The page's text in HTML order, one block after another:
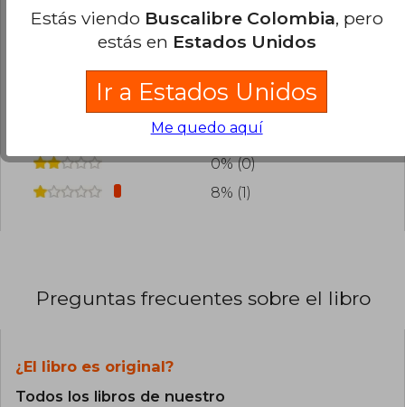
¿Leíste este libro? Inicia sesiónpara poder
agregar tu propia evaluación.
0% (0)
0% (0)
8% (1)
Preguntas frecuentes sobre el libro
¿El libro es original?
Todos los libros de nuestro
Estás viendo Buscalibre Colombia, pero
estás en Estados Unidos
Ir a Estados Unidos
Me quedo aquí